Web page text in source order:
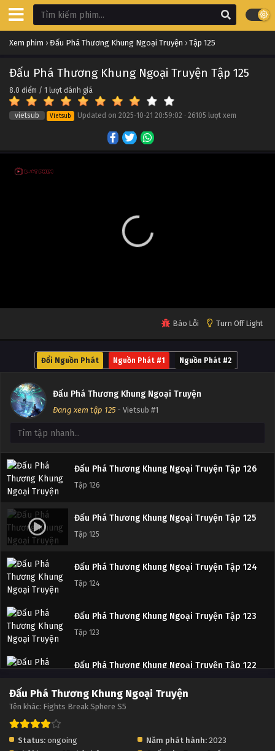
Xem phim › Đấu Phá Thương Khung Ngoại Truyện › Tập 125
Đấu Phá Thương Khung Ngoại Truyện Tập 125
8.0 điểm / 1 lượt đánh giá
vietsub Vietsub Updated on 2025-10-21 20:59:02 · 26105 lượt xem
Báo Lỗi Turn Off Light
Đổi Nguồn Phát Nguồn Phát #1 Nguồn Phát #2
Đấu Phá Thương Khung Ngoại Truyện
Đang xem tập 125- Vietsub #1
Đấu Phá Thương Khung Ngoại Truyện Tập 135
Tập 135
Đấu Phá Thương Khung Ngoại Truyện Tập 134
Tập 134
Đấu Phá Thương Khung Ngoại Truyện Tập 131
Đấu Phá Thương Khung Ngoại Truyện Tập 129
Đấu Phá Thương Khung Ngoại Truyện Tập 128
Tập 127
Đấu Phá Thương Khung Ngoại Truyện Tập 126
Tập 126
Đấu Phá Thương Khung Ngoại Truyện Tập 125
Tập 125
Đấu Phá Thương Khung Ngoại Truyện Tập 124
Tập 124
Đấu Phá Thương Khung Ngoại Truyện Tập 123
Tập 123
Đấu Phá Thương Khung Ngoại Truyện Tập 122
Đấu Phá Thương Khung Ngoại Truyện Tập 121
Đấu Phá Thương Khung Ngoại Truyện
Tên khác: Fights Break Sphere S5
Status: ongoing Năm phát hành: 2023